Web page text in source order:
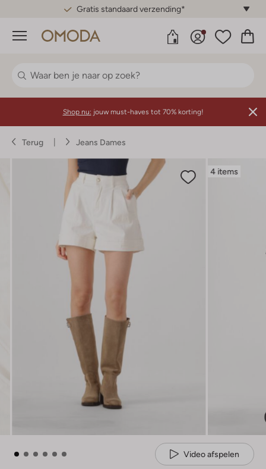
Gratis standaard verzending*
Menu
Shop nu: jouw must-haves tot 70% korting!
Terug Jeans Dames
4 items
Video afspelen